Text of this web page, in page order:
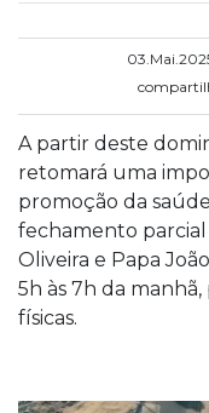
A partir deste
retomará uma
promoção da
fechamento parcial
Oliveira e Papa
5h às 7h da
físicas.